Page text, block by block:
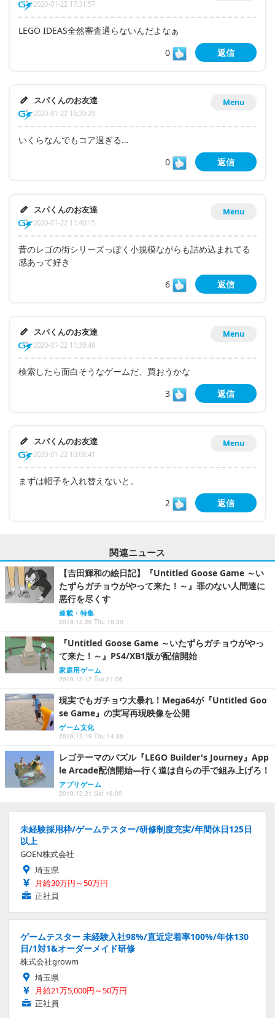
2020-01-22 17:31:57
LEGO IDEAS全然審査通らないんだよなぁ
0
返信
Menu
スパくんのお友達
2020-01-22 16:20:29
いくらなんでもコア過ぎる…
0
返信
Menu
スパくんのお友達
2020-01-22 11:40:15
昔のレゴの街シリーズっぽく小規模ながらも詰め込まれてる
感あって好き
6
返信
Menu
スパくんのお友達
2020-01-22 11:39:49
検索したら面白そうなゲームだ、買おうかな
3
返信
Menu
スパくんのお友達
2020-01-22 10:08:41
まずは帽子を入れ替えないと。
2
返信
関連ニュース
【吉田輝和の絵日記】『Untitled Goose Game ～い
たずらガチョウがやって来た！～』罪のない人間達に
悪行を尽くす
連載・特集
2019.12.26 Thu 18:30
『Untitled Goose Game ～いたずらガチョウがやっ
て来た！～』PS4/XB1版が配信開始
家庭用ゲーム
2019.12.17 Tue 21:06
現実でもガチョウ大暴れ！Mega64が『Untitled Goo
se Game』の実写再現映像を公開
ゲーム文化
2019.12.19 Thu 14:30
レゴテーマのパズル『LEGO Builder's Journey』App
le Arcade配信開始―行く道は自らの手で組み上げろ！
アプリゲーム
2019.12.21 Sat 16:00
未経験採用枠/ゲームテスター/研修制度充実/年間休日125日
以上
GOEN株式会社
埼玉県
月給30万円～50万円
正社員
ゲームテスター 未経験入社98%/直近定着率100%/年休130
日/1対1&オーダーメイド研修
株式会社growm
埼玉県
月給21万5,000円～50万円
正社員